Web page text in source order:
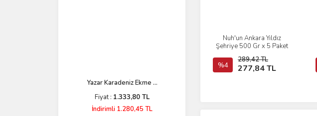
Yazar Karadeniz Ekme ...
Fiyat : 1.333,80 TL
İndirimli 1.280,45 TL
Nuh'un Ankara Yıldız
Şehriye 500 Gr x 5 Paket
%4
289,42 TL
277,84 TL
İncele
Sepete Ekle